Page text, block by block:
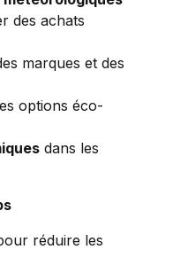
des achats
marques et des
options éco-
dans les
réduire les